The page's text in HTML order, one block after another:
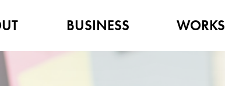
BUSINESS WORKS